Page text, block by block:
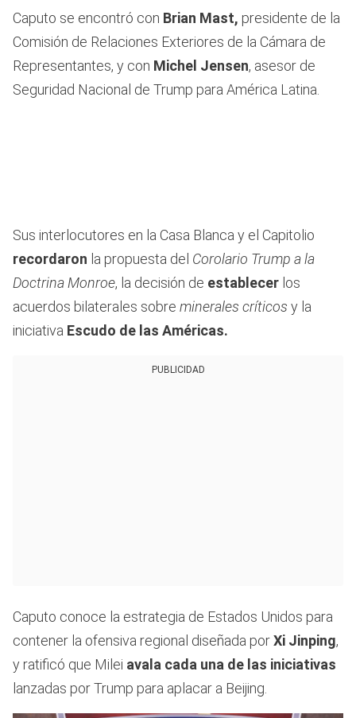
Caputo se encontró con Brian Mast, presidente de la
Comisión de Relaciones Exteriores de la Cámara de
Representantes, y con Michel Jensen, asesor de
Seguridad Nacional de Trump para América Latina.
Sus interlocutores en la Casa Blanca y el Capitolio
recordaron la propuesta del Corolario Trump a la
Doctrina Monroe, la decisión de establecer los
acuerdos bilaterales sobre minerales críticos y la
iniciativa Escudo de las Américas.
PUBLICIDAD
Caputo conoce la estrategia de Estados Unidos para
contener la ofensiva regional diseñada porXi Jinping,
y ratificó que Milei avala cada una de las iniciativas
lanzadas por Trump para aplacar a Beijing.